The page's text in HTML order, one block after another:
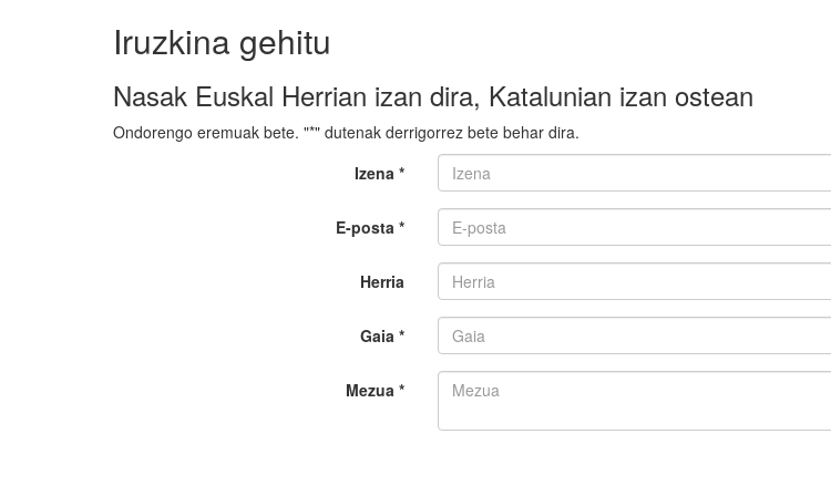
Iruzkina gehitu
Nasak Euskal Herrian izan dira, Katalunian izan ostean
Ondorengo eremuak bete. "*" dutenak derrigorrez bete behar dira.
Izena *
E-posta *
Herria
Gaia *
Mezua *